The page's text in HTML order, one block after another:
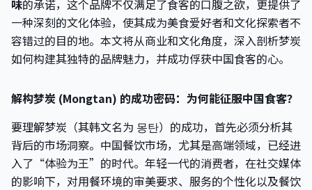
味的承诺，这个品牌不仅满足了食客的口腹之欲，更提供了
一种深刻的文化体验，使其成为美食爱好者和文化探索者不
容错过的目的地。本文将从商业和文化角度，深入剖析梦炭
如何构建其独特的品牌魅力，并成功俘获中国食客的心。
解构梦炭 (Mongtan) 的成功密码：为何能征服中国食客？
要理解梦炭（其韩文名为 몽탄）的成功，首先必须分析其
背后的市场洞察。中国餐饮市场，尤其是高端领域，已经进
入了“体验为王”的时代。年轻一代的消费者，在社交媒体
的影响下，对用餐环境的审美要求、服务的个性化以及餐饮